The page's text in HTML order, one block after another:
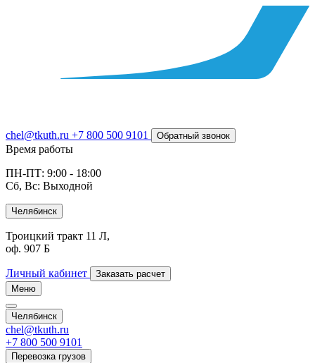
chel@tkuth.ru +7 800 500 9101 Обратный звонок
Время работы
ПН-ПТ: 9:00 - 18:00
Сб, Вс: Выходной
Челябинск
Троицкий тракт 11 Л,
оф. 907 Б
Личный кабинет
Заказать расчет
Меню
Челябинск
chel@tkuth.ru
+7 800 500 9101
Перевозка грузов